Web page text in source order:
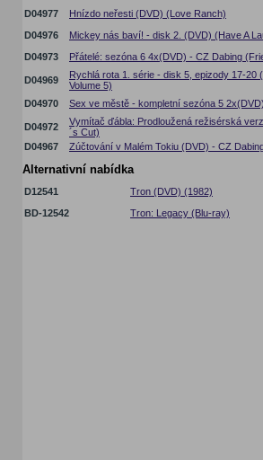
D04977
Hnízdo neřesti (DVD) (Love Ranch)
D04976
Mickey nás baví! - disk 2. (DVD) (Have A
D04973
Přátelé: sezóna 6 4x(DVD) - CZ Dabing
D04969
Rychlá rota 1. série - disk 5, epizody 17-20
Volume 5)
D04970 Sex ve městě - kompletní sezóna 5
D04972
Vymítač ďábla: Prodloužená režisérská
´s Cut)
D04967
Zúčtování v Malém Tokiu (DVD) - CZ
Alternativní nabídka
D12541 Tron (DVD) (1982)
BD-12542
Tron: Legacy (Blu-ray)